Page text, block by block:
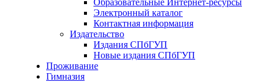
Образовательные Интернет-ресурсы
Электронный каталог
Контактная информация
Издательство
Издания СПбГУП
Новые издания СПбГУП
Проживание
Гимназия